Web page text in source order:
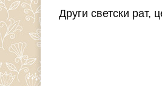
Други светски